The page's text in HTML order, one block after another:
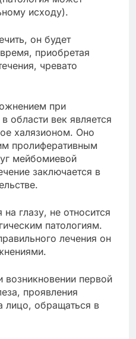
исходу).
он будет
приобретая
чревато
при
области век является
халязионом. Оно
пролиферативным
мейбомиевой
заключается в
глазу, не относится
патологиям.
лечения он
первой
проявления
лицо, обращаться в